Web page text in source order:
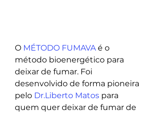
O MÉTODO FUMAVA é o
método bioenergético para
deixar de fumar. Foi
desenvolvido de forma pioneira
pelo Dr.Liberto Matos para
quem quer deixar de fumar de